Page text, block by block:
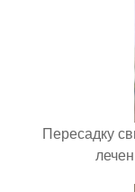
Пересадку